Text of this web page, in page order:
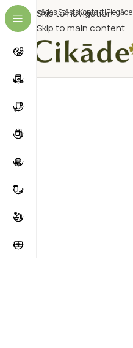
Skip to navigation
Skip to main content
Cikādes StāstsKontaktiPiegāde